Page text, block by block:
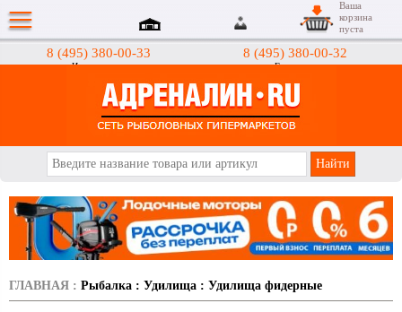
8 (495) 380-00-33
Интернет-магазин
8 (495) 380-00-32
Гипермаркеты
Ваша
корзина
пуста
ГЛАВНАЯ : Рыбалка : Удилища : Удилища фидерные